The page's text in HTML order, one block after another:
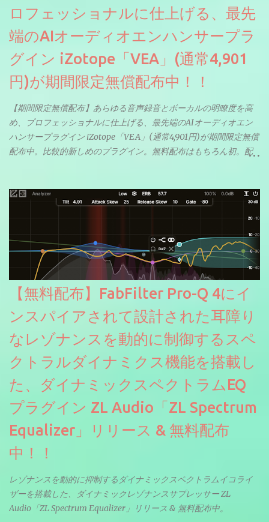
ロフェッショナルに仕上げる、最先
端のAIオーディオエンハンサープラ
グイン iZotope「VEA」(通常4,901
円)が期間限定無償配布中！！
【期間限定無償配布】あらゆる音声録音とボーカルの明瞭度を高
め、プロフェッショナルに仕上げる、最先端のAIオーディオエン
ハンサープラグイン iZotope「VEA」(通常4,901円)が期間限定無償
配布中。比較的新しめのプラグイン。無料配布はもちろん初。配
【無料配布】FabFilter Pro-Q 4にイ
ンスパイアされて設計された耳障り
なレゾナンスを動的に制御するスペ
クトラルダイナミクス機能を搭載し
た、ダイナミックスペクトラムEQ
プラグイン ZL Audio「ZL Spectrum
Equalizer」リリース & 無料配布
中！！
レゾナンスを動的に抑制するダイナミックスペクトラムイコライ
ザーを搭載した、ダイナミックレゾナンスサプレッサー ZL
Audio「ZL Spectrum Equalizer」リリース & 無料配布中。